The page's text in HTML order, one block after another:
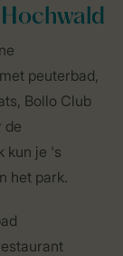
peuterbad,
Bollo Club
de
kun je 's
het park.